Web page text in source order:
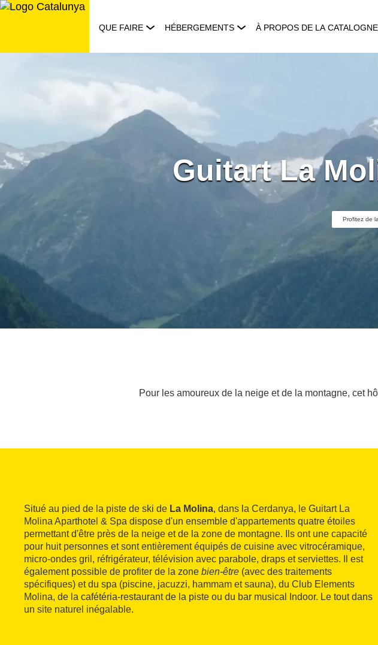
Aller
QUE FAIRE HÉBERGEMENTS À PROPOS DE LA CATALOGNE
Guitart La
Profitez de
Pour les amoureux de la neige et de la montagne, cet
Situé au pied de la piste de ski de La Molina, dans la Cerdanya, le Guitart La
Molina Aparthotel & Spa dispose d'un ensemble d'appartements quatre étoiles
permettant d'être près de la neige et de la zone de montagne. Ils ont une capacité
pour huit personnes et sont entièrement équipés de cuisine avec vitrocéramique,
micro-ondes gril, réfrigérateur, télévision avec parabole, draps et serviettes. Il est
également possible de profiter de la zone bien-être (avec des traitements
spécifiques) et du spa (piscine, jacuzzi, hammam et sauna), du Club Elements
Molina, de la cafétéria-restaurant de la piste ou du bar musical Indoor. Le tout dans
un site naturel inégalable.